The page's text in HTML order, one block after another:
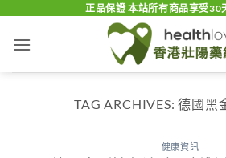
content
正品保證 本站所有商品享受30
TAG ARCHIVES:德國黑
健康資訊